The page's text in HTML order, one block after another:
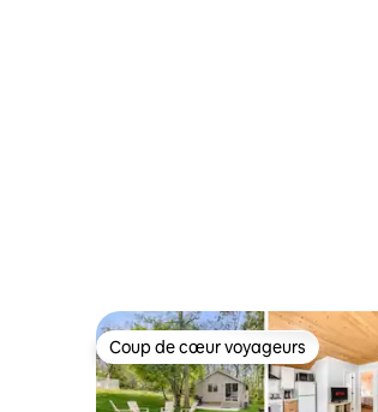
Coup de cœur voyageurs
Coup de cœur voyageurs